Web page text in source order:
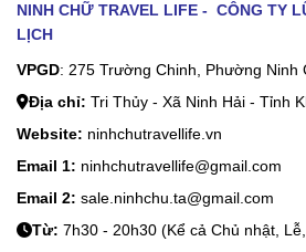
NINH CHỮ TRAVEL LIFE - CÔNG TY
LỊCH
VPGD: 275 Trường Chinh, Phường Ninh
Địa chỉ: Tri Thủy - Xã Ninh Hải - Tỉnh
Website: ninhchutravellife.vn
Email 1: ninhchutravellife@gmail.com
Email 2: sale.ninhchu.ta@gmail.com
Từ: 7h30 - 20h30 (Kể cả Chủ nhật,